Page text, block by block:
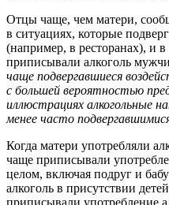
Отцы чаще, чем матери,
в ситуациях, которые
(например, в ресторанах), и
приписывали алкоголь
чаще подвергавшиеся
с большей вероятностью
иллюстрациях алкогольные
менее часто
Когда матери употребляли
чаще приписывали
целом, включая подруг и
алкоголь в присутствии
приписывали употребление